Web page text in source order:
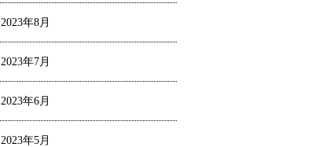
2023年8月
2023年7月
2023年6月
2023年5月